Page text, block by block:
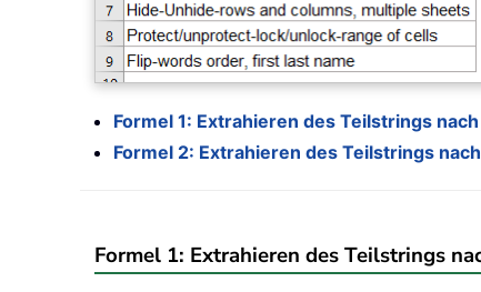
Formel 1: Extrahieren des Teilstrings
Formel 2: Extrahieren des Teilstrings
Formel 1: Extrahieren des Teilstrings